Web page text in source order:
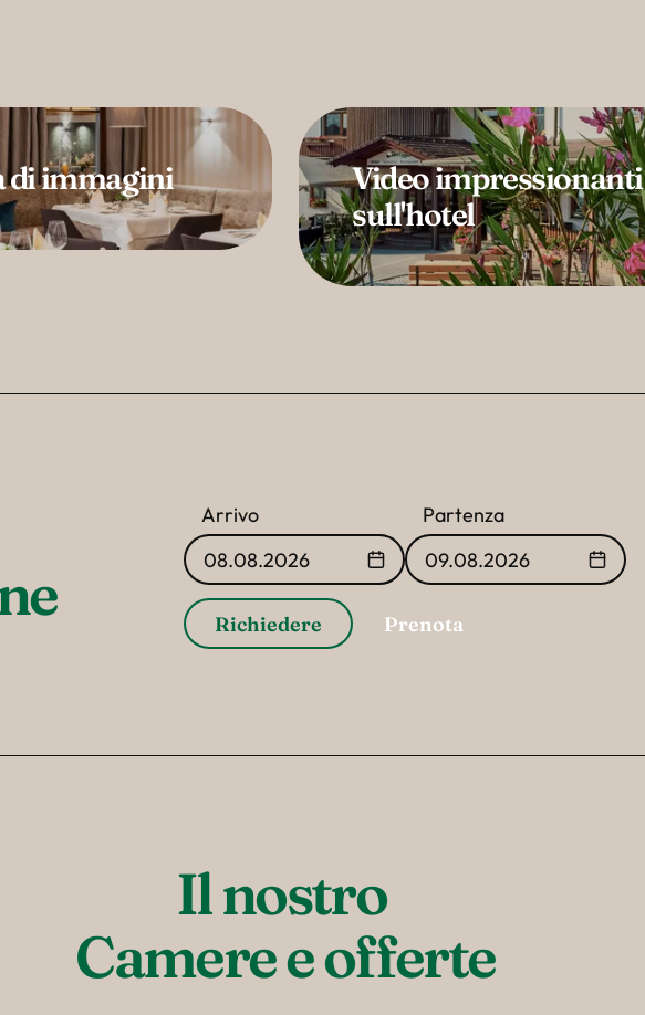
di immagini
Video impressionanti
sull'hotel
Arrivo
08.08.2026
Partenza
09.08.2026
Richiedere Prenota
Il nostro
Camere e offerte